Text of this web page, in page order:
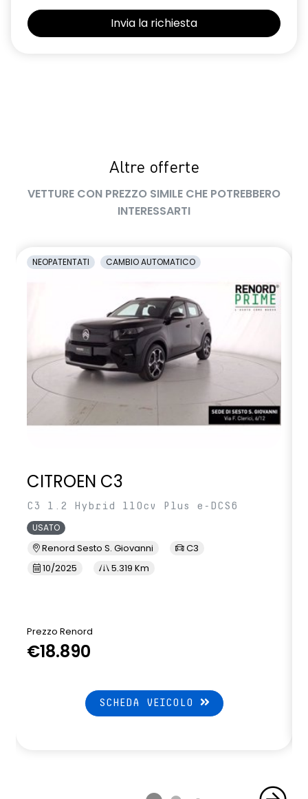
Selleria Stepway in tessuto blu e nero
Volante regolabile in altezza e profondità
Altre offerte
VETTURE CON PREZZO SIMILE CHE POTREBBERO
INTERESSARTI
NEOPATENTATI CAMBIO AUTOMATICO
CITROEN C3
C3 1.2 Hybrid 110cv Plus e-DCS6
USATO
Renord Sesto S. Giovanni
C3
10/2025
5.319 Km
Prezzo Renord
€18.890
SCHEDA VEICOLO